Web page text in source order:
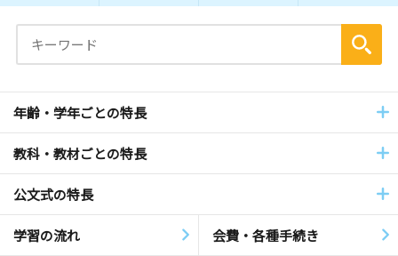
年齢・学年ごとの特長
教科・教材ごとの特長
公文式の特長
学習の流れ 会費・各種手続き